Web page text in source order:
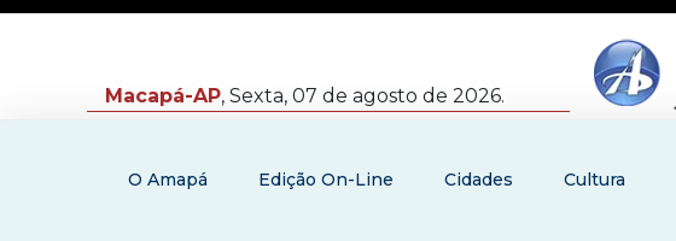
Macapá-AP, Sexta, 07 de agosto de 2026.
O Amapá Edição On-Line Cidades Cultura